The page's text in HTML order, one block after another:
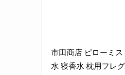
市田商店 ピローミス
水 寝香水 枕用フレ